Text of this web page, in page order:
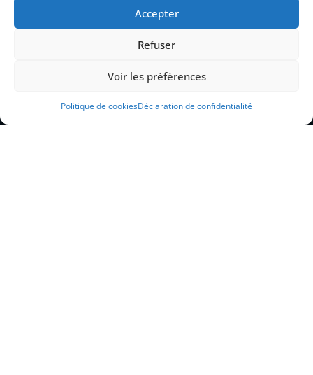
Accepter
Refuser
Voir les préférences
Politique de cookiesDéclaration de confidentialité
Le cabinet est idéalement situé dans le quartier des Arceaux, à proximité du
audrey.del@gmail.com